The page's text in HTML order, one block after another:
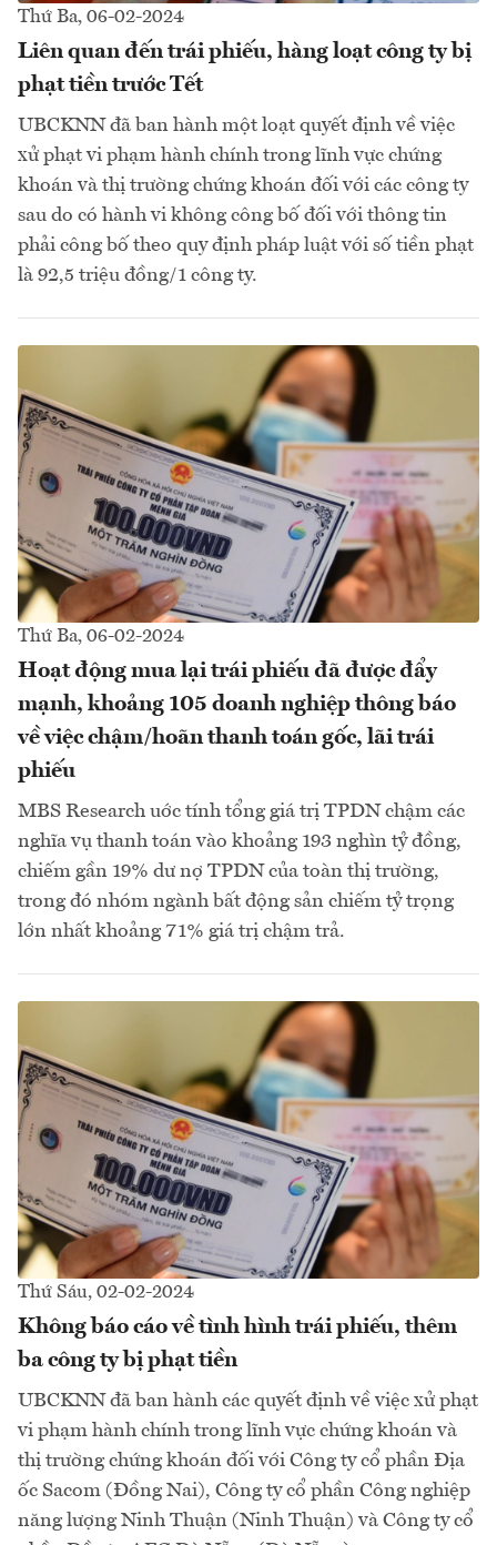
Thứ Ba, 06-02-2024
Liên quan đến trái phiếu, hàng loạt công ty bị
phạt tiền trước Tết
UBCKNN đã ban hành một loạt quyết định về việc
xử phạt vi phạm hành chính trong lĩnh vực chứng
khoán và thị trường chứng khoán đối với các công ty
sau do có hành vi không công bố đối với thông tin
phải công bố theo quy định pháp luật với số tiền phạt
là 92,5 triệu đồng/1 công ty.
Thứ Ba, 06-02-2024
Hoạt động mua lại trái phiếu đã được đẩy
mạnh, khoảng 105 doanh nghiệp thông báo
về việc chậm/hoãn thanh toán gốc, lãi trái
phiếu
MBS Research uớc tính tổng giá trị TPDN chậm các
nghĩa vụ thanh toán vào khoảng 193 nghìn tỷ đồng,
chiếm gần 19% dư nợ TPDN của toàn thị trường,
trong đó nhóm ngành bất động sản chiếm tỷ trọng
lớn nhất khoảng 71% giá trị chậm trả.
Thứ Sáu, 02-02-2024
Không báo cáo về tình hình trái phiếu, thêm
ba công ty bị phạt tiền
UBCKNN đã ban hành các quyết định về việc xử phạt
vi phạm hành chính trong lĩnh vực chứng khoán và
thị trường chứng khoán đối với Công ty cổ phần Địa
ốc Sacom (Đồng Nai), Công ty cổ phần Công nghiệp
năng lượng Ninh Thuận (Ninh Thuận) và Công ty cổ